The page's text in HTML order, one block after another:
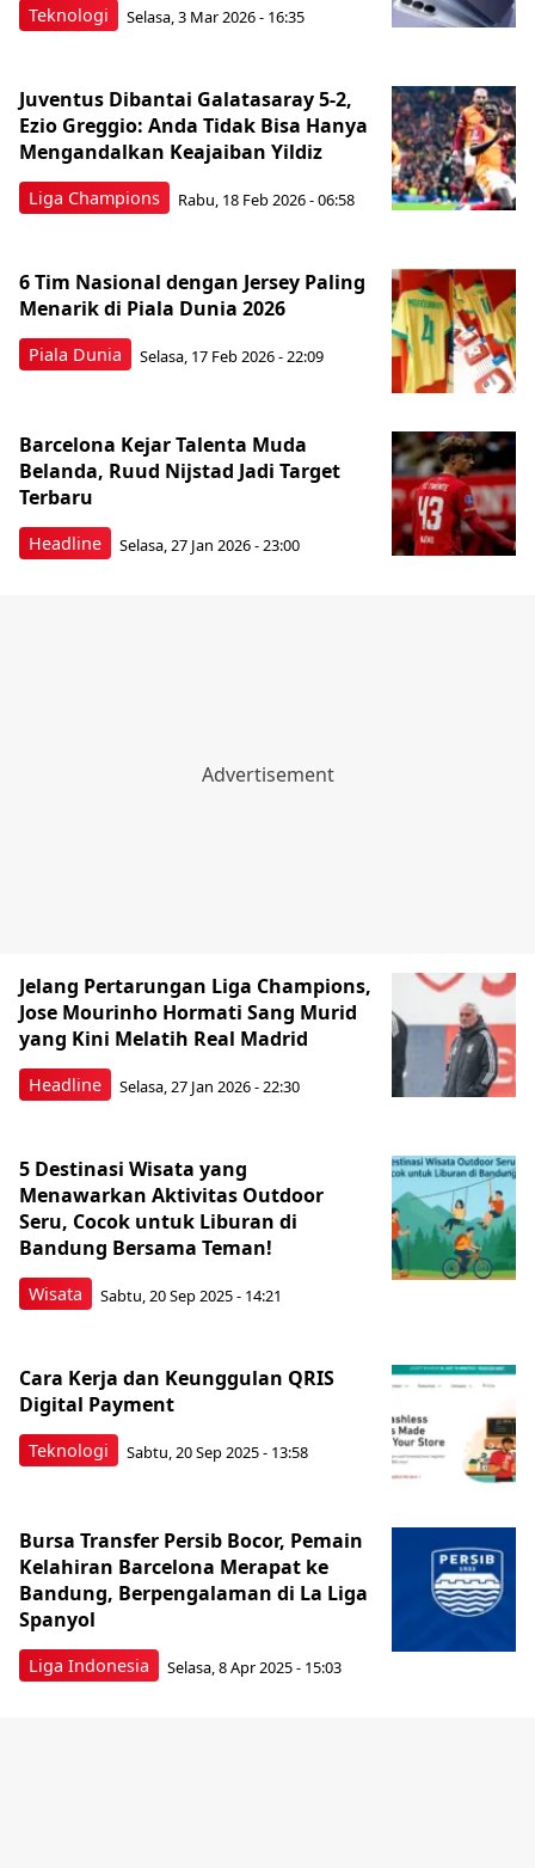
Teknologi Selasa, 3 Mar 2026 - 16:35
Liga Champions
Juventus Dibantai Galatasaray 5-2,
Ezio Greggio: Anda Tidak Bisa Hanya
Mengandalkan Keajaiban Yildiz
Rabu, 18 Feb 2026 - 06:58
Piala Dunia
6 Tim Nasional dengan Jersey Paling
Menarik di Piala Dunia 2026
Selasa, 17 Feb 2026 - 22:09
Headline
Barcelona Kejar Talenta Muda
Belanda, Ruud Nijstad Jadi Target
Terbaru
Selasa, 27 Jan 2026 - 23:00
Headline
Jelang Pertarungan Liga Champions,
Jose Mourinho Hormati Sang Murid
yang Kini Melatih Real Madrid
Selasa, 27 Jan 2026 - 22:30
Wisata
5 Destinasi Wisata yang
Menawarkan Aktivitas Outdoor
Seru, Cocok untuk Liburan di
Bandung Bersama Teman!
Sabtu, 20 Sep 2025 - 14:21
Teknologi
Cara Kerja dan Keunggulan QRIS
Digital Payment
Sabtu, 20 Sep 2025 - 13:58
Liga Indonesia
Bursa Transfer Persib Bocor, Pemain
Kelahiran Barcelona Merapat ke
Bandung, Berpengalaman di La Liga
Spanyol
Selasa, 8 Apr 2025 - 15:03